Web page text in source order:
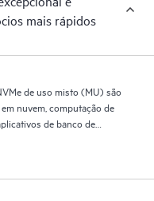
mais rápidos
de uso misto (MU) são
nuvem, computação de
de banco de